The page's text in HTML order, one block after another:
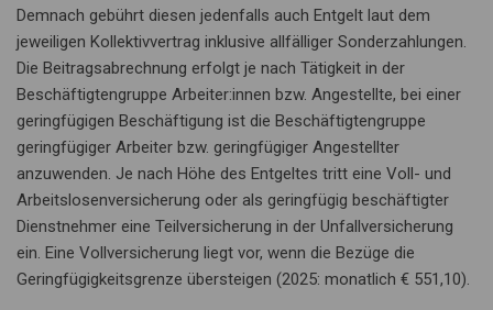
Demnach gebührt diesen jedenfalls auch Entgelt laut dem
jeweiligen Kollektivvertrag inklusive allfälliger Sonderzahlungen.
Die Beitragsabrechnung erfolgt je nach Tätigkeit in der
Beschäftigtengruppe Arbeiter:innen bzw. Angestellte, bei einer
geringfügigen Beschäftigung ist die Beschäftigtengruppe
geringfügiger Arbeiter bzw. geringfügiger Angestellter
anzuwenden. Je nach Höhe des Entgeltes tritt eine Voll- und
Arbeitslosenversicherung oder als geringfügig beschäftigter
Dienstnehmer eine Teilversicherung in der Unfallversicherung
ein. Eine Vollversicherung liegt vor, wenn die Bezüge die
Geringfügigkeitsgrenze übersteigen (2025: monatlich € 551,10).